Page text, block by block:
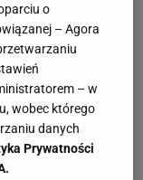
o
– Agora
– w
wobec którego
danych
Prywatności